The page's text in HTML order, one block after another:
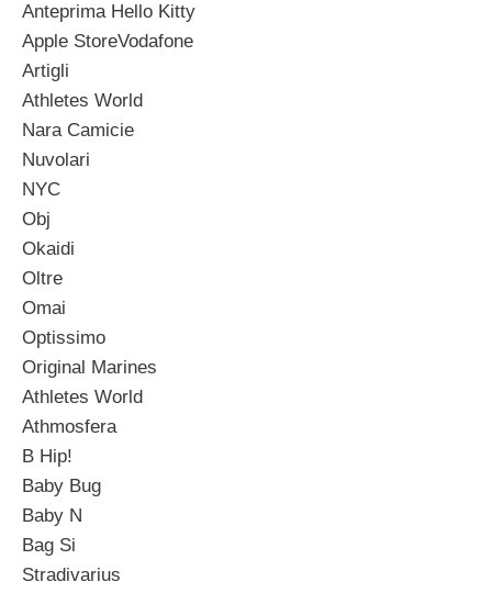
Anteprima Hello Kitty
Apple StoreVodafone
Artigli
Athletes World
Nara Camicie
Nuvolari
NYC
Obj
Okaidi
Oltre
Omai
Optissimo
Original Marines
Athletes World
Athmosfera
B Hip!
Baby Bug
Baby N
Bag Si
Stradivarius